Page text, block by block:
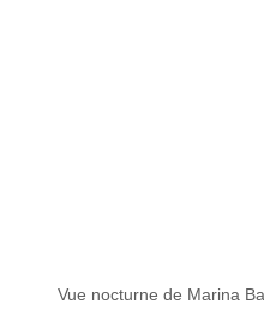
Vue nocturne de Marina